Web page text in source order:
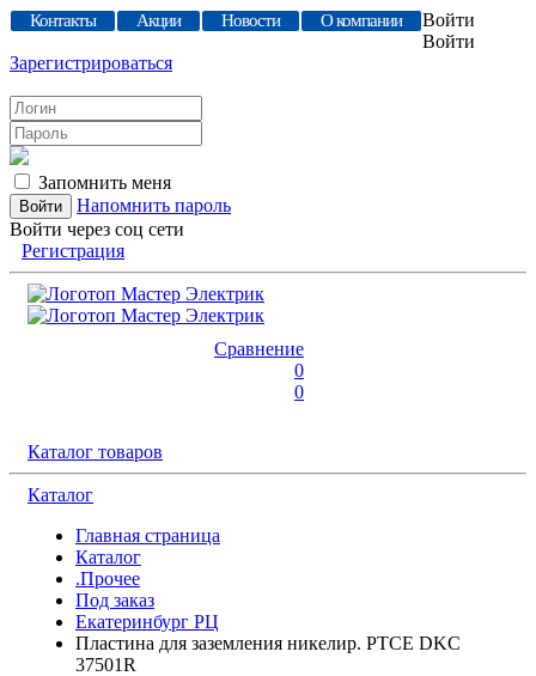
Контакты Акции Новости О компании
Войти
Войти
Зарегистрироваться
Запомнить меня
Напомнить пароль
Войти через соц сети
Регистрация
Сравнение
0
0
Каталог товаров
Каталог
Главная страница
Каталог
.Прочее
Под заказ
Екатеринбург РЦ
Пластина для заземления никелир. PTCE DKC
37501R